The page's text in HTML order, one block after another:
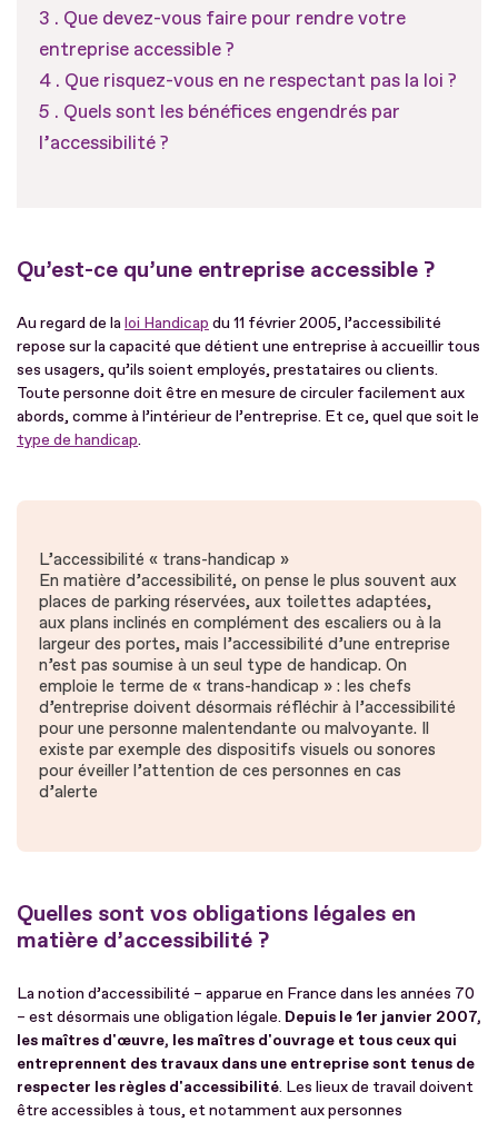
Que devez-vous faire pour rendre votre
entreprise accessible ?
Que risquez-vous en ne respectant pas la loi ?
Quels sont les bénéfices engendrés par
l’accessibilité ?
Qu’est-ce qu’une entreprise accessible ?
Au regard de laloi Handicap du 11 février 2005, l’accessibilité
repose sur la capacité que détient une entreprise à accueillir tous
ses usagers, qu’ils soient employés, prestataires ou clients.
Toute personne doit être en mesure de circuler facilement aux
abords, comme à l’intérieur de l’entreprise. Et ce, quel que soit le
type de handicap.
L’accessibilité « trans-handicap »
En matière d’accessibilité, on pense le plus souvent aux
places de parking réservées, aux toilettes adaptées,
aux plans inclinés en complément des escaliers ou à la
largeur des portes, mais l’accessibilité d’une entreprise
n’est pas soumise à un seul type de handicap. On
emploie le terme de « trans-handicap » : les chefs
d’entreprise doivent désormais réfléchir à l’accessibilité
pour une personne malentendante ou malvoyante. Il
existe par exemple des dispositifs visuels ou sonores
pour éveiller l’attention de ces personnes en cas
d’alerte
Quelles sont vos obligations légales en
matière d’accessibilité ?
La notion d’accessibilité – apparue en France dans les années 70
– est désormais une obligation légale. Depuis le 1er janvier 2007,
les maîtres d'œuvre, les maîtres d'ouvrage et tous ceux qui
entreprennent des travaux dans une entreprise sont tenus de
respecter les règles d'accessibilité. Les lieux de travail doivent
être accessibles à tous, et notamment aux personnes